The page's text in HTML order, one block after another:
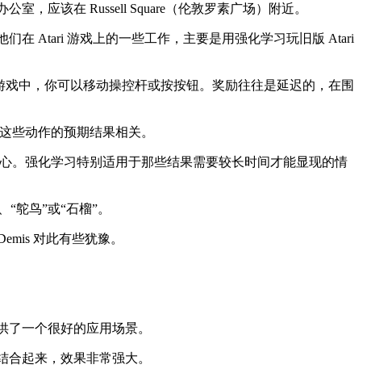
，应该在 Russell Square（伦敦罗素广场）附近。
在 Atari 游戏上的一些工作，主要是用强化学习玩旧版 Atari
中，你可以移动操控杆或按按钮。奖励往往是延迟的，在围
动作的预期结果相关。
强化学习特别适用于那些结果需要较长时间才能显现的情
鸟”或“石榴”。
对此有些犹豫。
一个很好的应用场景。
起来，效果非常强大。